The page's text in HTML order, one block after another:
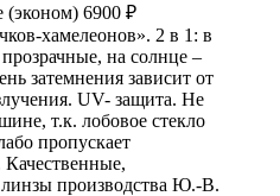
(эконом) 6900 ₽
хамелеонов». 2 в 1: в
на солнце –
затемнения зависит от
UV- защита. Не
т.к. лобовое стекло
пропускает
Качественные,
производства Ю.-В.